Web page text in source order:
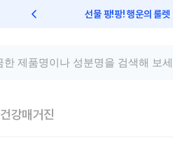
선물 팡!팡! 행운의 룰렛
건강매거진